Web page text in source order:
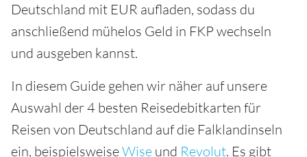
Deutschland mit EUR aufladen, sodass du
anschließend mühelos Geld in FKP wechseln
und ausgeben kannst.
In diesem Guide gehen wir näher auf unsere
Auswahl der 4 besten Reisedebitkarten für
Reisen von Deutschland auf die Falklandinseln
ein, beispielsweiseWise und Revolut. Es gibt